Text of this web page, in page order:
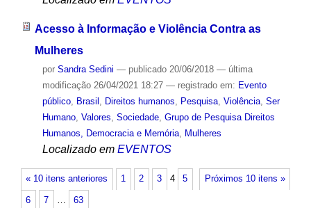
Acesso à Informação e Violência Contra as
Mulheres
por Sandra Sedini — publicado20/06/2018 — última
modificação26/04/2021 18:27 — registrado em: Evento
público, Brasil , Direitos humanos, Pesquisa, Violência, Ser
Humano, Valores, Sociedade, Grupo de Pesquisa Direitos
Humanos, Democracia e Memória, Mulheres
Localizado em EVENTOS
« 10 itens anteriores Próximos 10 itens »
1 2 3 4 5
6 7 … 63